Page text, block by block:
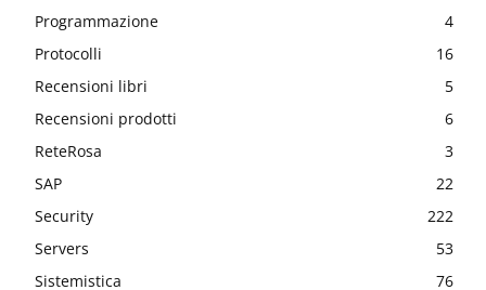
Programmazione
4
Protocolli
16
Recensioni libri
5
Recensioni prodotti
6
ReteRosa
3
SAP
22
Security
222
Servers
53
Sistemistica
76